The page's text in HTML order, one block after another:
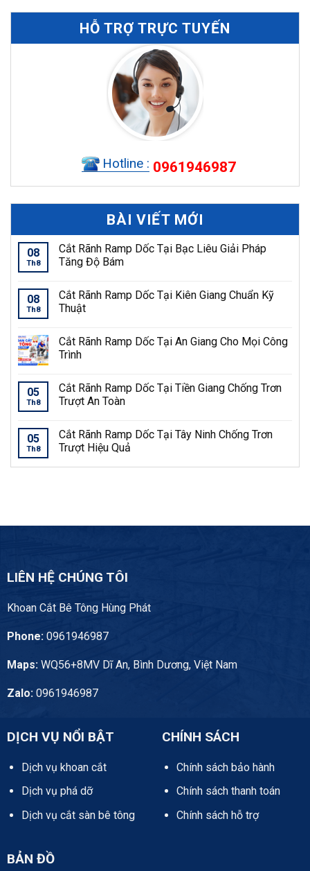
HỖ TRỢ TRỰC TUYẾN
Hotline : 0961946987
BÀI VIẾT MỚI
08
Th8
Cắt Rãnh Ramp Dốc Tại Bạc Liêu Giải Pháp
Tăng Độ Bám
08
Th8
Cắt Rãnh Ramp Dốc Tại Kiên Giang Chuẩn Kỹ
Thuật
Cắt Rãnh Ramp Dốc Tại An Giang Cho Mọi Công
Trình
05
Th8
Cắt Rãnh Ramp Dốc Tại Tiền Giang Chống Trơn
Trượt An Toàn
05
Th8
Cắt Rãnh Ramp Dốc Tại Tây Ninh Chống Trơn
Trượt Hiệu Quả
LIÊN HỆ CHÚNG TÔI
Khoan Cắt Bê Tông Hùng Phát
Phone:0961946987
Maps:WQ56+8MV Dĩ An, Bình Dương, Việt Nam
Zalo:0961946987
DỊCH VỤ NỔI BẬT
Dịch vụ khoan cắt
Dịch vụ phá dỡ
Dịch vụ cắt sàn bê tông
CHÍNH SÁCH
Chính sách bảo hành
Chính sách thanh toán
Chính sách hỗ trợ
BẢN ĐỒ